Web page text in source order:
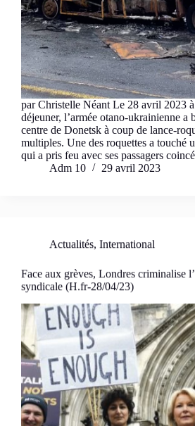
par Christelle Néant Le 28 avril 2023 à
déjeuner, l’armée otano-ukrainienne a
centre de Donetsk à coup de lance-
multiples. Une des roquettes a touché
qui a pris feu avec ses passagers
Adm 10
29 avril 2023
Actualités, International
Face aux grèves, Londres criminalise
syndicale (H.fr-28/04/23)